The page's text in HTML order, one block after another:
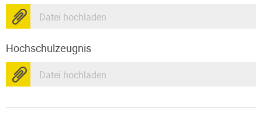
Datei hochladen
Hochschulzeugnis
Datei hochladen